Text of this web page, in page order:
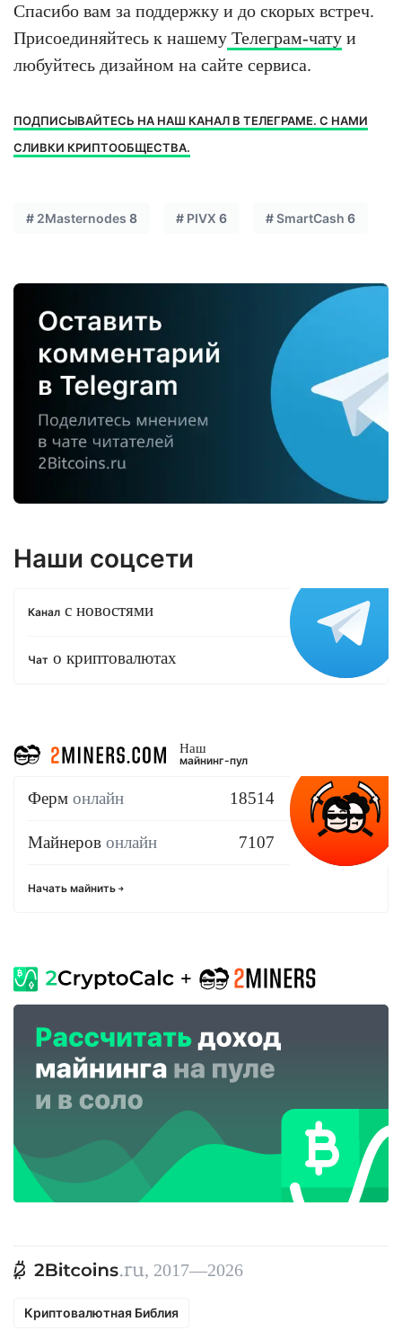
Спасибо вам за поддержку и до скорых встреч.
Присоединяйтесь к нашему Телеграм-чату и
любуйтесь дизайном на сайте сервиса.
ПОДПИСЫВАЙТЕСЬ НА НАШ КАНАЛ В ТЕЛЕГРАМЕ. С НАМИ
СЛИВКИ КРИПТООБЩЕСТВА.
# 2Masternodes 8 # PIVX 6 #SmartCash 6
Наши соцсети
Канал с новостями
Чат о криптовалютах
Наш
майнинг-пул
Ферм онлайн 18514
Майнеров онлайн 7107
Начать майнить
, 2017—2026
Криптовалютная Библия